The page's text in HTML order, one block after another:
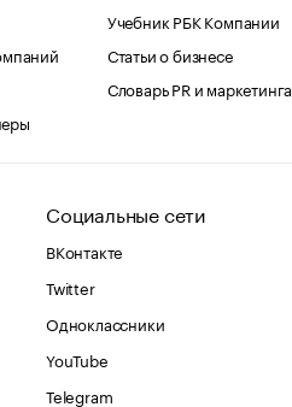
Учебник РБК Компании
Статьи о бизнесе
Словарь PR и маркетинга
Социальные сети
ВКонтакте
Twitter
Одноклассники
YouTube
Telegram